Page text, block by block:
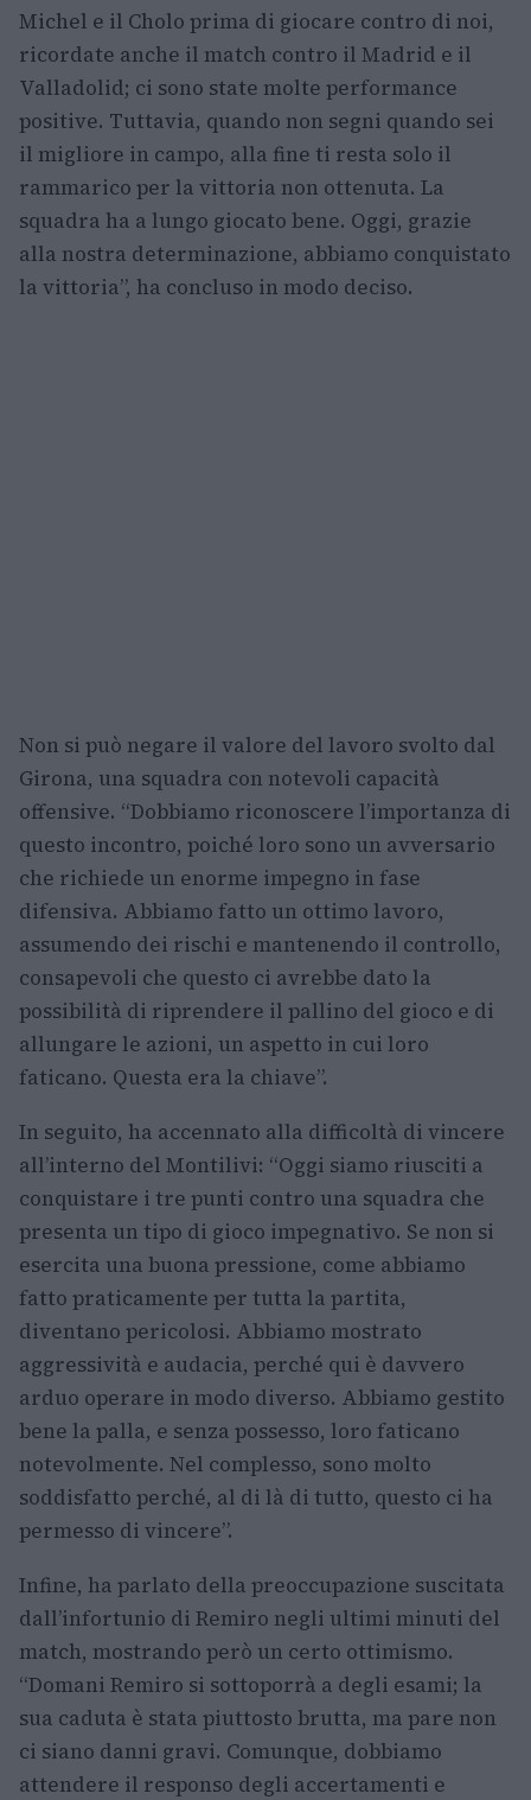
Michel e il Cholo prima di giocare contro di noi,
ricordate anche il match contro il Madrid e il
Valladolid; ci sono state molte performance
positive. Tuttavia, quando non segni quando sei
il migliore in campo, alla fine ti resta solo il
rammarico per la vittoria non ottenuta. La
squadra ha a lungo giocato bene. Oggi, grazie
alla nostra determinazione, abbiamo conquistato
la vittoria”, ha concluso in modo deciso.
Non si può negare il valore del lavoro svolto dal
Girona, una squadra con notevoli capacità
offensive. “Dobbiamo riconoscere l’importanza di
questo incontro, poiché loro sono un avversario
che richiede un enorme impegno in fase
difensiva. Abbiamo fatto un ottimo lavoro,
assumendo dei rischi e mantenendo il controllo,
consapevoli che questo ci avrebbe dato la
possibilità di riprendere il pallino del gioco e di
allungare le azioni, un aspetto in cui loro
faticano. Questa era la chiave”.
In seguito, ha accennato alla difficoltà di vincere
all’interno del Montilivi: “Oggi siamo riusciti a
conquistare i tre punti contro una squadra che
presenta un tipo di gioco impegnativo. Se non si
esercita una buona pressione, come abbiamo
fatto praticamente per tutta la partita,
diventano pericolosi. Abbiamo mostrato
aggressività e audacia, perché qui è davvero
arduo operare in modo diverso. Abbiamo gestito
bene la palla, e senza possesso, loro faticano
notevolmente. Nel complesso, sono molto
soddisfatto perché, al di là di tutto, questo ci ha
permesso di vincere”.
Infine, ha parlato della preoccupazione suscitata
dall’infortunio di Remiro negli ultimi minuti del
match, mostrando però un certo ottimismo.
“Domani Remiro si sottoporrà a degli esami; la
sua caduta è stata piuttosto brutta, ma pare non
ci siano danni gravi. Comunque, dobbiamo
attendere il responso degli accertamenti e